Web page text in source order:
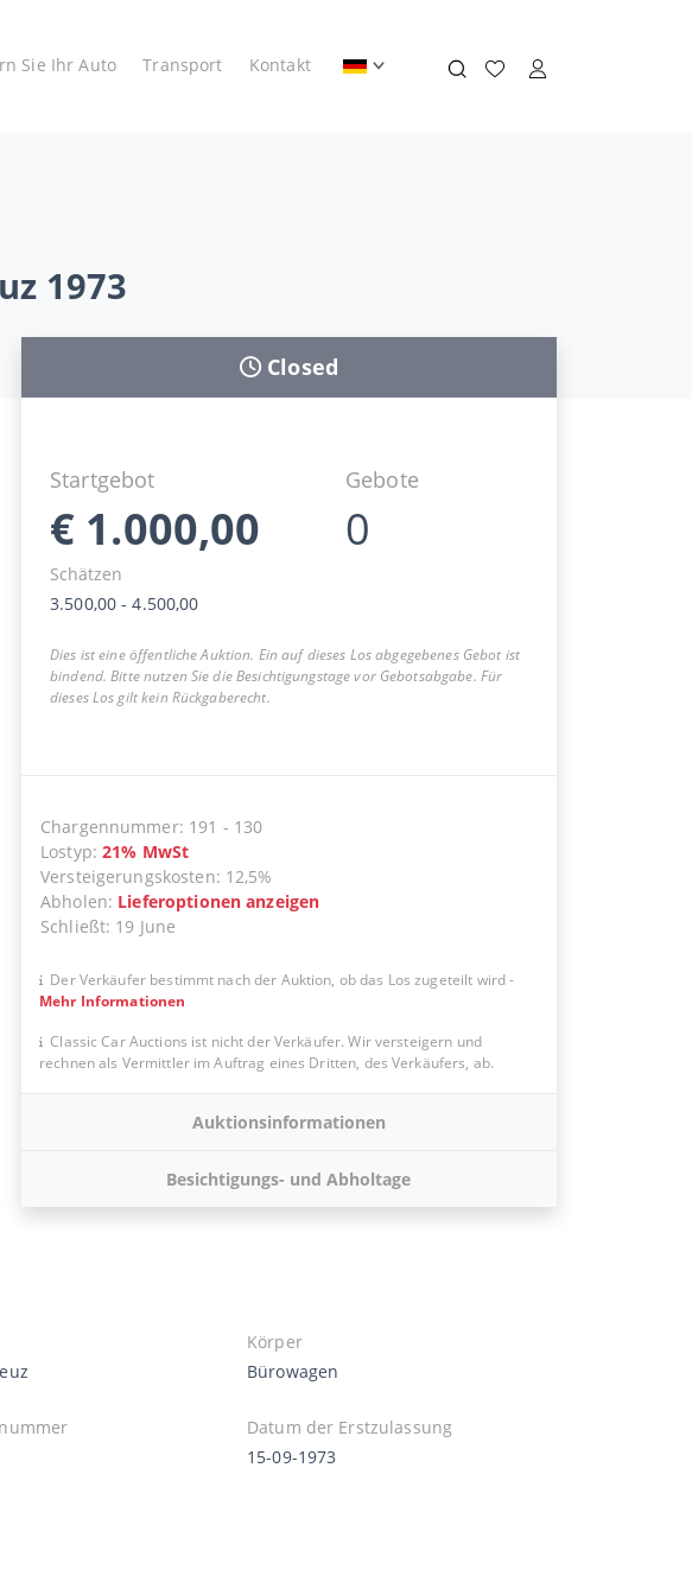
Sie Ihr Auto Transport Kontakt
1973
Closed
Startgebot
€ 1.000,00
Gebote
0
Schätzen
3.500,00 -4.500,00
Dies ist eine öffentliche Auktion. Ein auf dieses Los abgegebenes Gebot ist
bindend. Bitte nutzen Sie die Besichtigungstage vor Gebotsabgabe. Für
dieses Los gilt kein Rückgaberecht.
Chargennummer: 191 - 130
Lostyp:21% MwSt
Versteigerungskosten: 12,5%
Abholen: Lieferoptionen anzeigen
Schließt: 19 June
Der Verkäufer bestimmt nach der Auktion, ob das Los zugeteilt wird-
Mehr Informationen
Classic Car Auctions ist nicht der Verkäufer. Wir versteigern und
rechnen als Vermittler im Auftrag eines Dritten, des Verkäufers, ab.
Auktionsinformationen
Besichtigungs- und Abholtage
Körper
Bürowagen
Datum der Erstzulassung
15-09-1973